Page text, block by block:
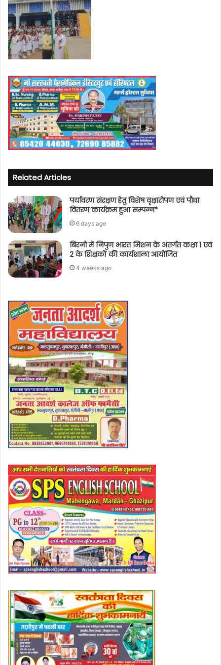
Related Articles
पर्यावरण संरक्षण हेतु विशेष वृक्षारोपण एवं पौधा
वितरण कार्यक्रम हुआ सम्पन्न*
6 days ago
बिरनो में निपुण भारत मिशन के अंतर्गत कक्षा 1 एवं
2 के शिक्षकों की कार्यशाला आयोजित
4 weeks ago